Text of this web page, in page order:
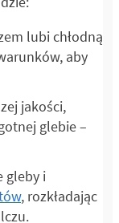
lubi chłodną
aby
jakości,
glebie –
gleby i
, rozkładając